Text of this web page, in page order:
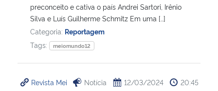
preconceito e cativa o país Andrei Sartori, Irênio
Silva e Luís Guilherme Schmitz Em uma […]
Categoria: Reportagem
Tags:
meiomundo12
Revista Mei Notícia 12/03/2024 20:45